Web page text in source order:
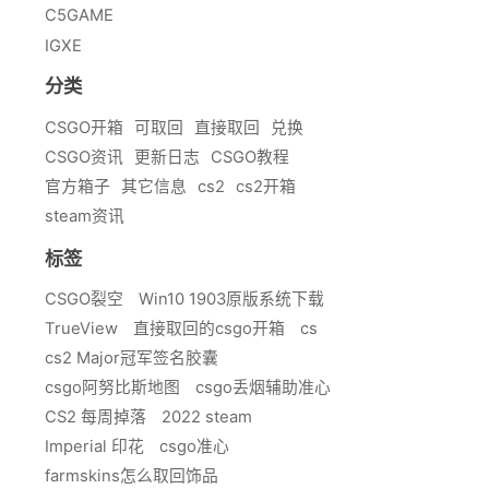
C5GAME
IGXE
分类
CSGO开箱 可取回 直接取回
兑换
CSGO资讯
更新日志
CSGO教程
官方箱子
其它信息 cs2
cs2开箱
steam资讯
标签
CSGO裂空
Win10 1903原版系统下载
TrueView
直接取回的csgo开箱
cs
cs2 Major冠军签名胶囊
csgo阿努比斯地图
csgo丢烟辅助准心
CS2 每周掉落
2022 steam
Imperial 印花
csgo准心
farmskins怎么取回饰品